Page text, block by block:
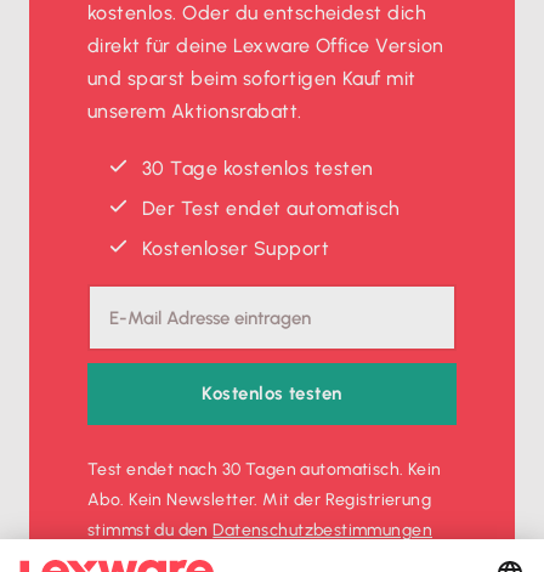
kostenlos. Oder du entscheidest dich
direkt für deine Lexware Office Version
und sparst beim sofortigen Kauf mit
unserem Aktionsrabatt.
30 Tage kostenlos testen
Der Test endet automatisch
Kostenloser Support
Kostenlos testen
Test endet nach 30 Tagen automatisch. Kein
Abo. Kein Newsletter. Mit der Registrierung
stimmst du denDatenschutz­bestimmungen
und denAGBzu.